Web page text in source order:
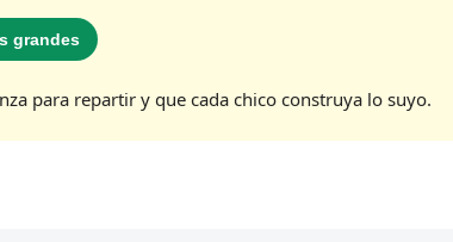
grandes
para repartir y que cada chico construya lo suyo.